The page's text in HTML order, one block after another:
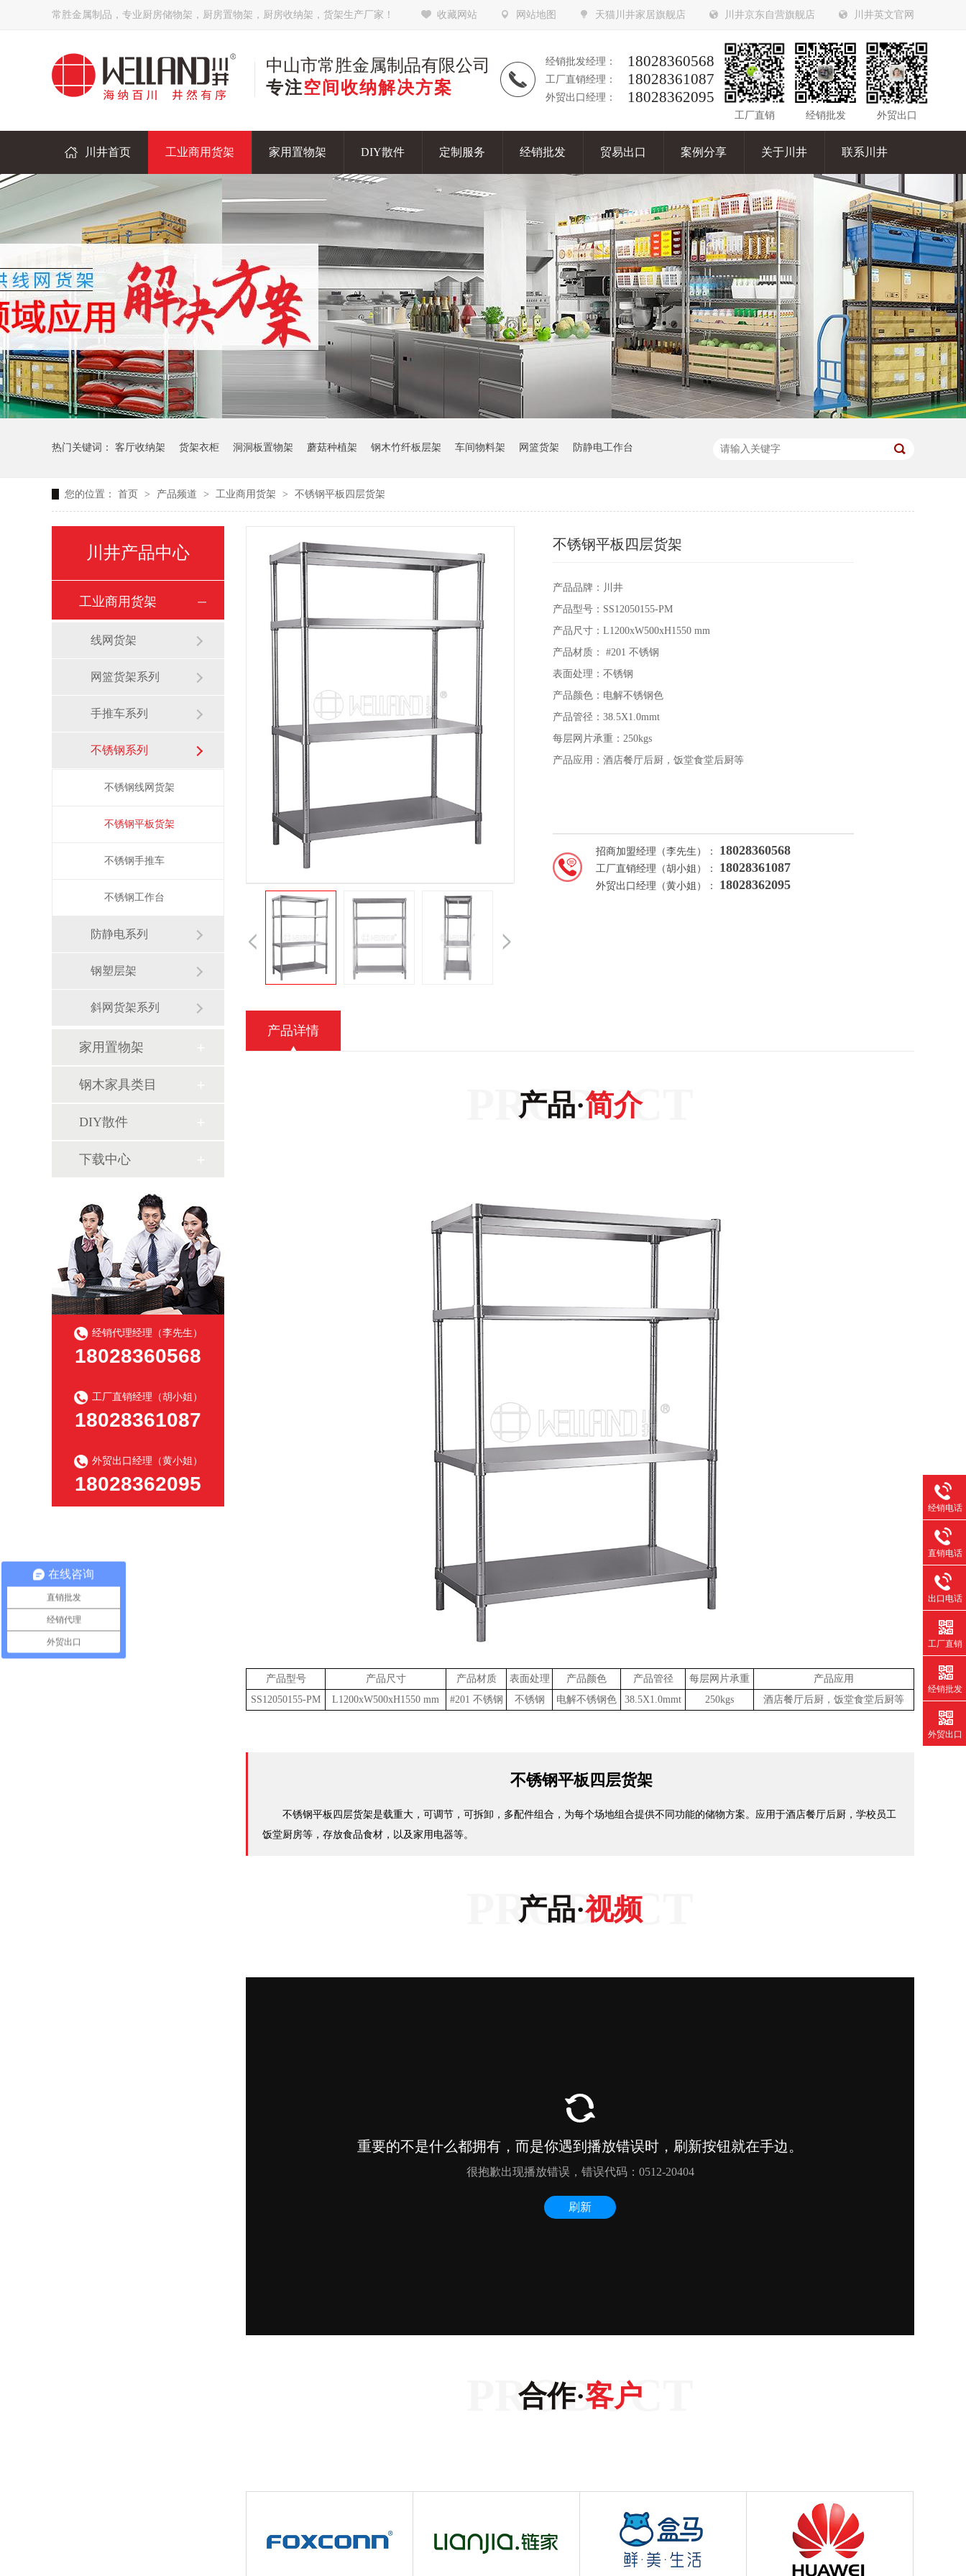
收藏网站 网站地图 天猫川井家居旗舰店 川井京东自营旗舰店 川井英文官网
常胜金属制品，专业厨房储物架，厨房置物架，厨房收纳架，货架生产厂家！
经销批发经理： 18028360568
工厂直销经理： 18028361087
外贸出口经理： 18028362095
中山市常胜金属制品有限公司
专注空间收纳解决方案
工厂直销 经销批发 外贸出口
川井首页 工业商用货架 家用置物架 DIY散件 定制服务 经销批发 贸易出口 案例分享 关于川井 联系川井
热门关键词： 客厅收纳架 货架衣柜 洞洞板置物架 蘑菇种植架 钢木竹纤板层架 车间物料架 网篮货架 防静电工作台
您的位置： 首页 > 产品频道 > 工业商用货架 > 不锈钢平板四层货架
川井产品中心
工业商用货架
线网货架
网篮货架系列
手推车系列
不锈钢系列
不锈钢线网货架
不锈钢平板货架
不锈钢手推车
不锈钢工作台
防静电系列
钢塑层架
斜网货架系列
家用置物架
钢木家具类目
DIY散件
下载中心
经销代理经理（李先生）
18028360568
工厂直销经理（胡小姐）
18028361087
外贸出口经理（黄小姐）
18028362095
不锈钢平板四层货架
产品品牌：川井
产品型号：SS12050155-PM
产品尺寸：L1200xW500xH1550 mm
产品材质： #201 不锈钢
表面处理：不锈钢
产品颜色：电解不锈钢色
产品管径：38.5X1.0mmt
每层网片承重：250kgs
产品应用：酒店餐厅后厨，饭堂食堂后厨等
招商加盟经理（李先生）： 18028360568
工厂直销经理（胡小姐）： 18028361087
外贸出口经理（黄小姐）： 18028362095
产品详情
产品·简介
产品型号 产品尺寸 产品材质 表面处理 产品颜色 产品管径 每层网片承重
产品应用
SS12050155-PM
L1200xW500xH1550 mm #201 不锈钢 不锈钢 电解不锈钢色 38.5X1.0mmt 250kgs 酒店餐厅后厨，饭堂食堂后厨等
不锈钢平板四层货架
不锈钢平板四层货架是载重大，可调节，可拆卸，多配件组合，为每个场地组合提供不同功能的储物方案。应用于酒店餐厅后厨，学校员工
饭堂厨房等，存放食品食材，以及家用电器等。
产品·视频
合作·客户
经销电话
直销电话
出口电话
工厂直销
经销批发
外贸出口
在线咨询
直销批发
经销代理
外贸出口